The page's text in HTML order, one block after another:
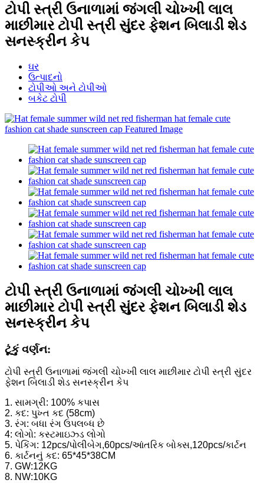
ટોપી સ્ત્રી ઉનાળામાં જંગલી ચોખ્ખી લાલ
માછીમાર ટોપી સ્ત્રી સુંદર ફેશન બિલાડી શેડ
સનસ્ક્રીન કેપ
ઘર
ઉત્પાદનો
ટોપીઓ અને ટોપીઓ
બકેટ ટોપી
ટોપી સ્ત્રી ઉનાળામાં જંગલી ચોખ્ખી લાલ
માછીમાર ટોપી સ્ત્રી સુંદર ફેશન બિલાડી શેડ
સનસ્ક્રીન કેપ
ટૂંકું વર્ણન:
ટોપી સ્ત્રી ઉનાળામાં જંગલી ચોખ્ખી લાલ માછીમાર ટોપી સ્ત્રી સુંદર
ફેશન બિલાડી શેડ સનસ્ક્રીન કેપ
1. સામગ્રી: 100% કપાસ
2. કદ: પુખ્ત કદ (58cm)
3. રંગ: બધા રંગ ઉપલબ્ધ છે
4: લોગો: કસ્ટમાઇઝ્ડ લોગો
5. પેકિંગ: 12pcs/પોલીબેગ,60pcs/આંતરિક બોક્સ,120pcs/કાર્ટન
6. કાર્ટનનું કદ: 65*45*38CM
7. GW:12KG
8. NW:10KG